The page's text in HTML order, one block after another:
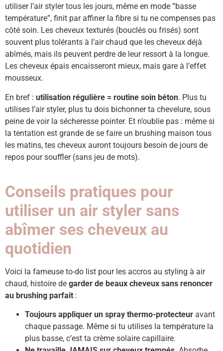
utiliser l’air styler tous les jours, même en mode “basse
température”, finit par affiner la fibre si tu ne compenses pas
côté soin. Les cheveux texturés (bouclés ou frisés) sont
souvent plus tolérants à l’air chaud que les cheveux déjà
abîmés, mais ils peuvent perdre de leur ressort à la longue.
Les cheveux épais encaisseront mieux, mais gare à l’effet
mousseux.
En bref : utilisation régulière = routine soin béton. Plus tu
utilises l’air styler, plus tu dois bichonner ta chevelure, sous
peine de voir la sécheresse pointer. Et n’oublie pas : même si
la tentation est grande de se faire un brushing maison tous
les matins, tes cheveux auront toujours besoin de jours de
repos pour souffler (sans jeu de mots).
Conseils pratiques pour
utiliser un air styler sans
abîmer ses cheveux au
quotidien
Voici la fameuse to-do list pour les accros au styling à air
chaud, histoire de garder de beaux cheveux sans renoncer
au brushing parfait :
Toujours appliquer un spray thermo-protecteur avant
chaque passage. Même si tu utilises la température la
plus basse, c’est ta crème solaire capillaire.